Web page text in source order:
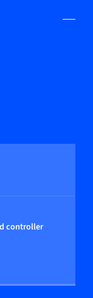
controller